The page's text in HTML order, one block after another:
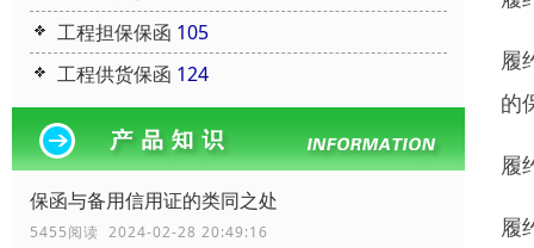
工程担保保函 105
工程供货保函 124
保函与备用信用证的类同之处
5455阅读 2024-02-28 20:49:16
履
的
履
履